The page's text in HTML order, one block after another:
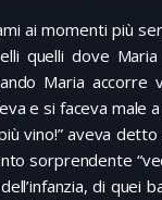
ai momenti più
quelli dove
Maria
e si faceva male
vino!” aveva
sorprendente
di quei